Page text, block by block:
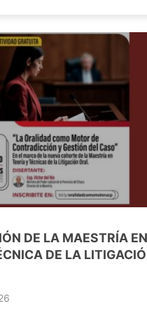
DE LA MAESTRÍA EN
DE LA